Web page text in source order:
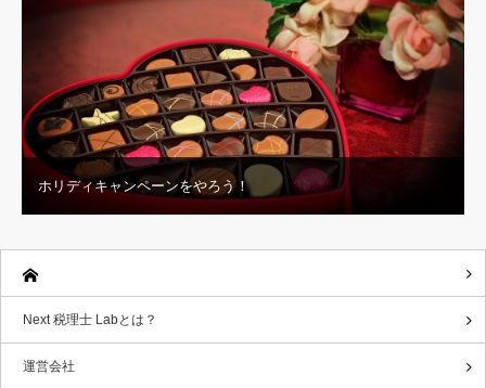
ホリディキャンペーンをやろう！
Next 税理士 Labとは？
運営会社